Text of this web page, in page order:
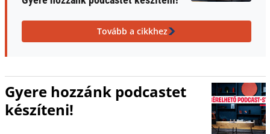
Tovább a cikkhez
Gyere hozzánk podcastet
készíteni!